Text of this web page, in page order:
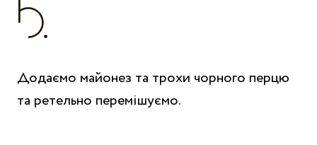
Додаємо майонез та трохи чорного перцю
та ретельно перемішуємо.